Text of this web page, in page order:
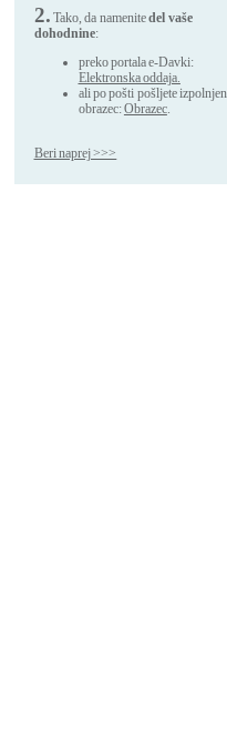
2. Tako, da namenitedel vaše
dohodnine:
preko portala e-Davki:
Elektronska oddaja.
ali po pošti pošljete izpolnjen
obrazec:Obrazec.
Beri naprej >>>